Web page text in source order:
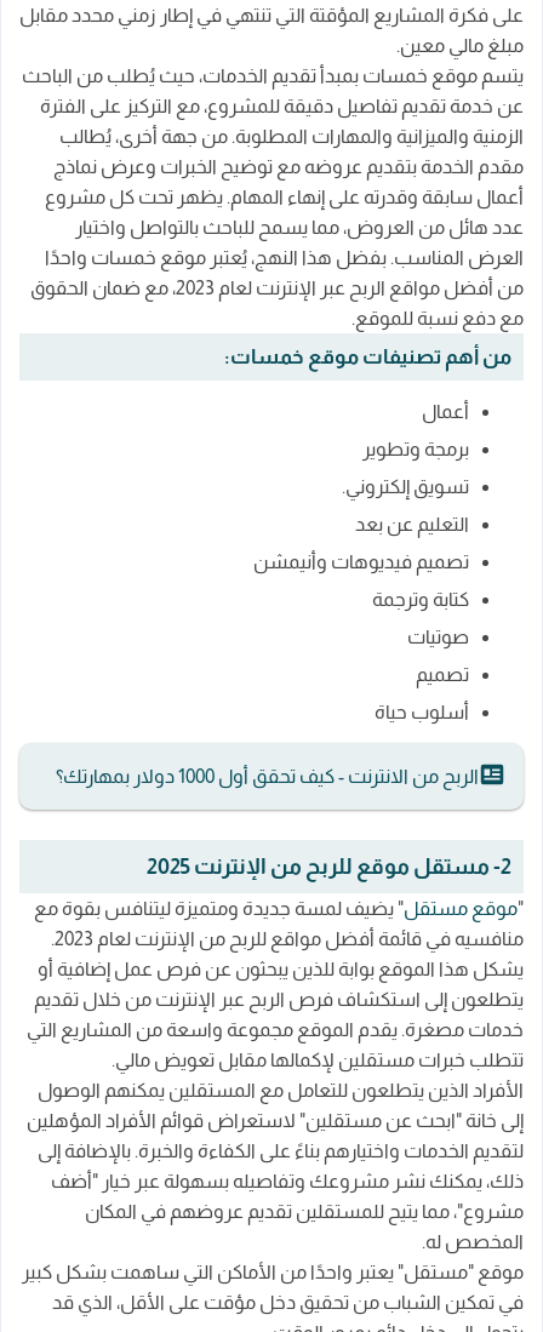
على فكرة المشاريع المؤقتة التي تنتهي في إطار زمني محدد مقابل
مبلغ مالي معين.
يتسم موقع خمسات بمبدأ تقديم الخدمات، حيث يُطلب من الباحث
عن خدمة تقديم تفاصيل دقيقة للمشروع، مع التركيز على الفترة
الزمنية والميزانية والمهارات المطلوبة. من جهة أخرى، يُطالب
مقدم الخدمة بتقديم عروضه مع توضيح الخبرات وعرض نماذج
أعمال سابقة وقدرته على إنهاء المهام. يظهر تحت كل مشروع
عدد هائل من العروض، مما يسمح للباحث بالتواصل واختيار
العرض المناسب. بفضل هذا النهج، يُعتبر موقع خمسات واحدًا
من أفضل مواقع الربح عبر الإنترنت لعام 2023، مع ضمان الحقوق
مع دفع نسبة للموقع.
من أهم تصنيفات موقع خمسات:
أعمال
برمجة وتطوير
تسويق إلكتروني.
التعليم عن بعد
تصميم فيديوهات وأنيمشن
كتابة وترجمة
صوتيات
تصميم
أسلوب حياة
الربح من الانترنت - كيف تحقق أول 1000 دولار بمهارتك؟
2- مستقل موقع للربح من الإنترنت 2025
"موقع مستقل" يضيف لمسة جديدة ومتميزة ليتنافس بقوة مع
منافسيه في قائمة أفضل مواقع للربح من الإنترنت لعام 2023.
يشكل هذا الموقع بوابة للذين يبحثون عن فرص عمل إضافية أو
يتطلعون إلى استكشاف فرص الربح عبر الإنترنت من خلال تقديم
خدمات مصغرة. يقدم الموقع مجموعة واسعة من المشاريع التي
تتطلب خبرات مستقلين لإكمالها مقابل تعويض مالي.
الأفراد الذين يتطلعون للتعامل مع المستقلين يمكنهم الوصول
إلى خانة "ابحث عن مستقلين" لاستعراض قوائم الأفراد المؤهلين
لتقديم الخدمات واختيارهم بناءً على الكفاءة والخبرة. بالإضافة إلى
ذلك، يمكنك نشر مشروعك وتفاصيله بسهولة عبر خيار "أضف
مشروع"، مما يتيح للمستقلين تقديم عروضهم في المكان
المخصص له.
موقع "مستقل" يعتبر واحدًا من الأماكن التي ساهمت بشكل كبير
في تمكين الشباب من تحقيق دخل مؤقت على الأقل، الذي قد